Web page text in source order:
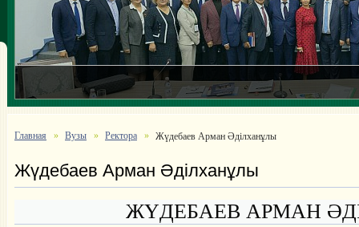
Главная Вузы Ректора Жүдебаев Арман Әділханұлы
Жүдебаев Арман Әділханұлы
ЖҮДЕБАЕВ АРМАН